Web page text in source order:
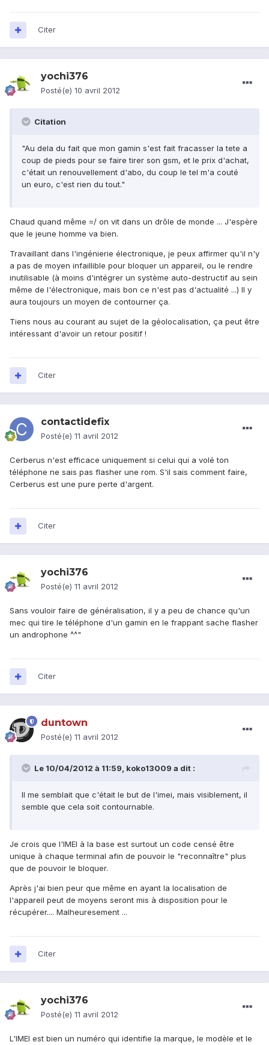
Citer
yochi376
Posté(e) 10 avril 2012
Citation
"Au dela du fait que mon gamin s'est fait fracasser la tete a
coup de pieds pour se faire tirer son gsm, et le prix d'achat,
c'était un renouvellement d'abo, du coup le tel m'a couté
un euro, c'est rien du tout."
Chaud quand même =/ on vit dans un drôle de monde ... J'espère
que le jeune homme va bien.
Travaillant dans l'ingénierie électronique, je peux affirmer qu'il n'y
a pas de moyen infaillible pour bloquer un appareil, ou le rendre
inutilisable (à moins d'intégrer un système auto-destructif au sein
même de l'électronique, mais bon ce n'est pas d'actualité ...) Il y
aura toujours un moyen de contourner ça.
Tiens nous au courant au sujet de la géolocalisation, ça peut être
intéressant d'avoir un retour positif !
Citer
contactidefix
Posté(e) 11 avril 2012
Cerberus n'est efficace uniquement si celui qui a volé ton
téléphone ne sais pas flasher une rom. S'il sais comment faire,
Cerberus est une pure perte d'argent.
Citer
yochi376
Posté(e) 11 avril 2012
Sans vouloir faire de généralisation, il y a peu de chance qu'un
mec qui tire le téléphone d'un gamin en le frappant sache flasher
un androphone ^^"
Citer
duntown
Posté(e) 11 avril 2012
Le 10/04/2012 à 11:59, koko13009 a dit :
Il me semblait que c'était le but de l'imei, mais visiblement, il
semble que cela soit contournable.
Je crois que l'IMEI à la base est surtout un code censé être
unique à chaque terminal afin de pouvoir le "reconnaître" plus
que de pouvoir le bloquer.
Après j'ai bien peur que même en ayant la localisation de
l'appareil peut de moyens seront mis à disposition pour le
récupérer.... Malheuresement ...
Citer
yochi376
Posté(e) 11 avril 2012
L'IMEI est bien un numéro qui identifie la marque, le modèle et le